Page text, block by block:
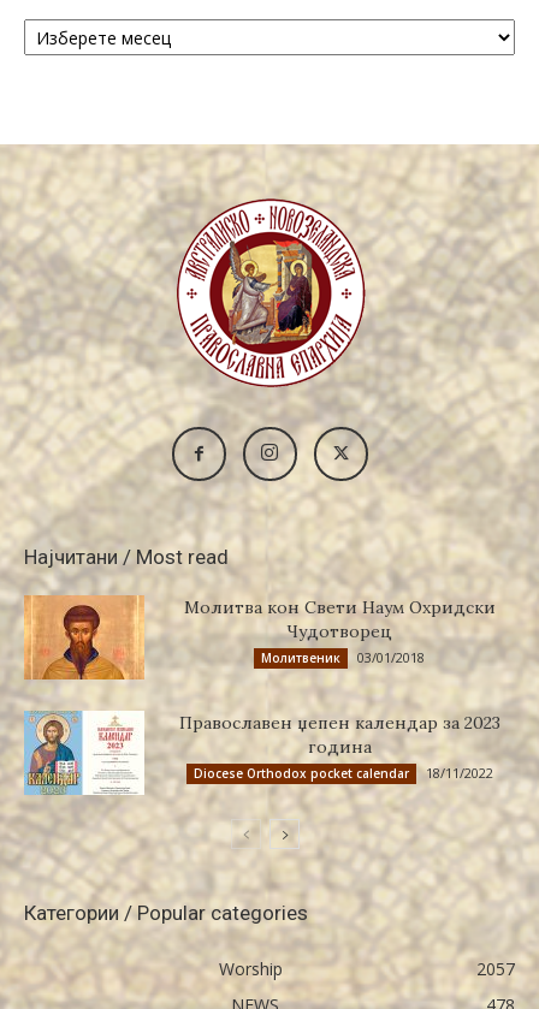
Архива
Најчитани / Most read
Молитва кон Свети Наум Охридски
Чудотворец
Молитвеник 03/01/2018
Православен џепен календар за 2023
година
Diocese Orthodox pocket calendar 18/11/2022
Категории / Popular categories
Worship
2057